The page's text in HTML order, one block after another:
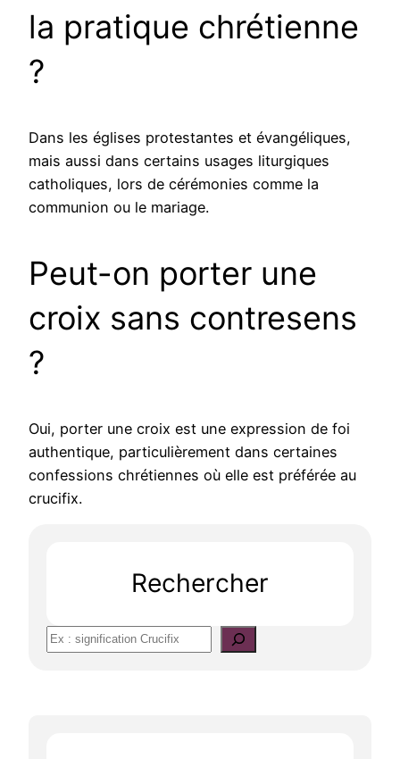
la pratique chrétienne
?
Dans les églises protestantes et évangéliques,
mais aussi dans certains usages liturgiques
catholiques, lors de cérémonies comme la
communion ou le mariage.
Peut-on porter une
croix sans contresens
?
Oui, porter une croix est une expression de foi
authentique, particulièrement dans certaines
confessions chrétiennes où elle est préférée au
crucifix.
Rechercher
S